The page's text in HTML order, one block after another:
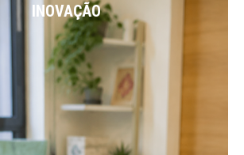
INOVAÇÃO